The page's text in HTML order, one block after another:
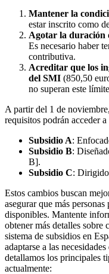
Mantener la
estar inscrito como
Agotar la duración
Es necesario haber
contributiva.
Acreditar que los
del SMI (850,50
no superan este
A partir del 1 de
requisitos podrán acceder
Subsidio A:
Subsidio B:
B].
Subsidio C:
Estos cambios buscan
asegurar que más
disponibles. Mantente
obtener más detalles sobre
sistema de subsidios en
adaptarse a las
detallamos los principales
actualmente: